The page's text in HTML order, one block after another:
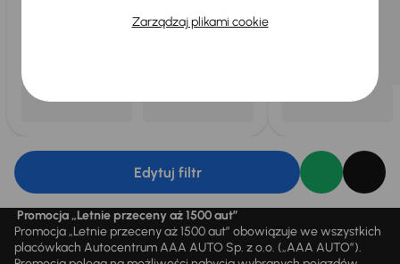
Edytuj filtr
Promocja „Letnie przeceny aż 1500 aut”
Promocja „Letnie przeceny aż 1500 aut” obowiązuje we wszystkich
placówkach Autocentrum AAA AUTO Sp. z o.o. („AAA AUTO”).
Zarządzaj plikami cookie